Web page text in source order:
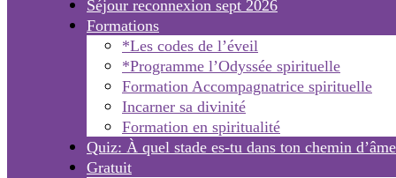
Séjour reconnexion sept 2026
Formations
*Les codes de l’éveil
*Programme l’Odyssée spirituelle
Formation Accompagnatrice spirituelle
Incarner sa divinité
Formation en spiritualité
Quiz: À quel stade es-tu dans ton chemin
Gratuit